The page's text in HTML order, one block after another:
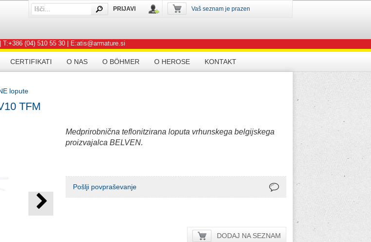
IŠČI PRIJAVI Vaš seznam je prazen
(04) 510 55 30 | E:atis@armature.si
CERTIFIKATI O NAS O BÖHMER O HEROSE KONTAKT
lopute
TFM
Medprirobnična teflonitzirana loputa vrhunskega belgijskega
proizvajalca BELVEN.
Pošlji povpraševanje
DODAJ NA SEZNAM